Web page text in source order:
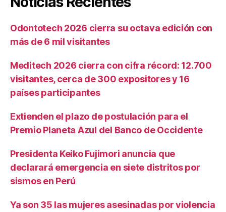
Odontotech 2026 cierra su octava edición con
más de 6 mil visitantes
Meditech 2026 cierra con cifra récord: 12.700
visitantes, cerca de 300 expositores y 16
países participantes
Extienden el plazo de postulación para el
Premio Planeta Azul del Banco de Occidente
Presidenta Keiko Fujimori anuncia que
declarará emergencia en siete distritos por
sismos en Perú
Ya son 35 las mujeres asesinadas por violencia